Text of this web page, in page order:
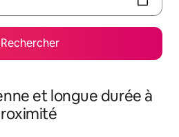
Rechercher
et longue durée à